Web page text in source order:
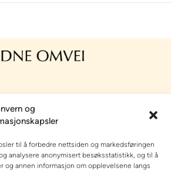
og
til å forbedre nettsiden og markedsføringen
analysere anonymisert besøksstatistikk, og til å
og annen informasjon om opplevelsene langs
Talkto